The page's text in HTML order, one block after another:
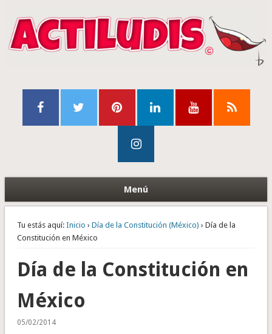
Menú
Tu estás aquí: Inicio › Día de la Constitución (México) › Día de la
Constitución en México
Día de la Constitución en
México
05/02/2014